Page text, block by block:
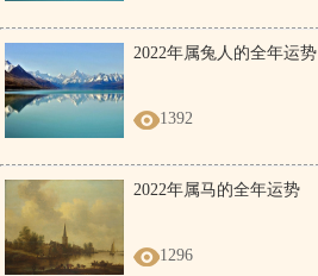
2022年属兔人的全年运势
1392
2022年属马的全年运势
1296